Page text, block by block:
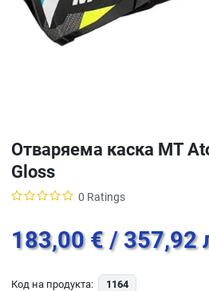
Отваряема каска MT
Gloss
0 Ratings
183,00 € / 357,92
Код на продукта: 1164